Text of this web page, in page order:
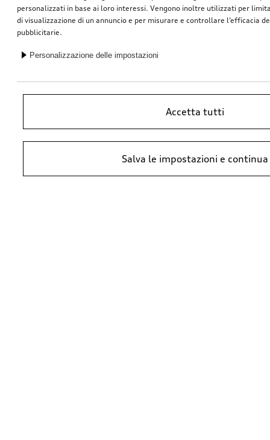
IVA inclusa. I prezzi presso il concessionario Audi potrebbero differire;
Audi necessari.
personalizzati in base ai loro interessi. Vengono inoltre utilizzati per
di visualizzazione di un annuncio e per misurare e controllare l’efficacia
pubblicitarie.
Personalizzazione delle impostazioni
Accetta tutti
Salva le impostazioni e continua